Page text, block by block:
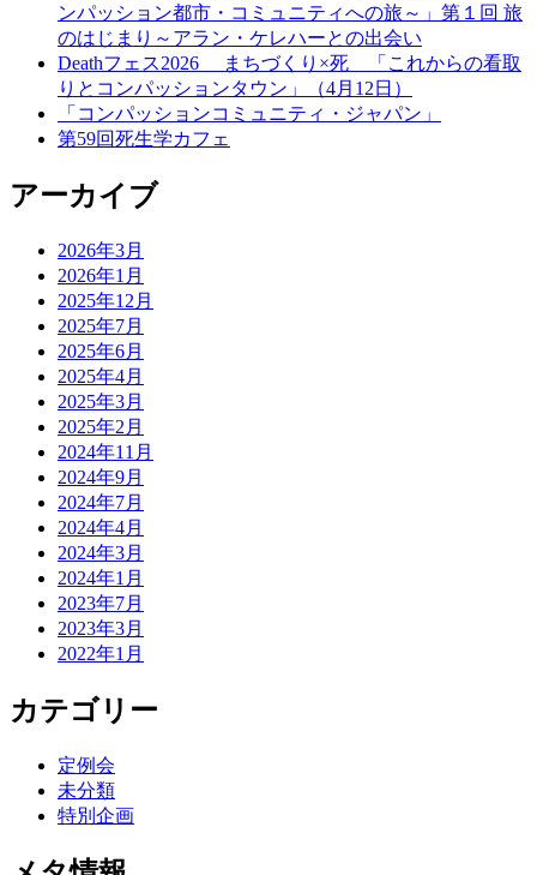
ンパッション都市・コミュニティへの旅～」第１回 旅
のはじまり～アラン・ケレハーとの出会い
Deathフェス2026 まちづくり×死 「これからの看取
りとコンパッションタウン」（4月12日）
「コンパッションコミュニティ・ジャパン」
第59回死生学カフェ
アーカイブ
2026年3月
2026年1月
2025年12月
2025年7月
2025年6月
2025年4月
2025年3月
2025年2月
2024年11月
2024年9月
2024年7月
2024年4月
2024年3月
2024年1月
2023年7月
2023年3月
2022年1月
カテゴリー
定例会
未分類
特別企画